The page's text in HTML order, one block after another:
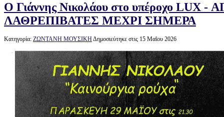
Ο Γιάννης Νικολάου στο υπέροχο LUX
ΛΑΘΡΕΠΙΒΑΤΕΣ ΜΕΧΡΙ ΣΗΜΕΡΑ
Κατηγορία: ΖΩΝΤΑΝΗ ΜΟΥΣΙΚΗΔημοσιεύτηκε στις 15 Μαΐου 2026